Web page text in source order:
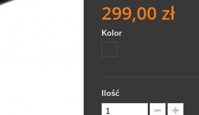
299,00 zł
Kolor
Ilość